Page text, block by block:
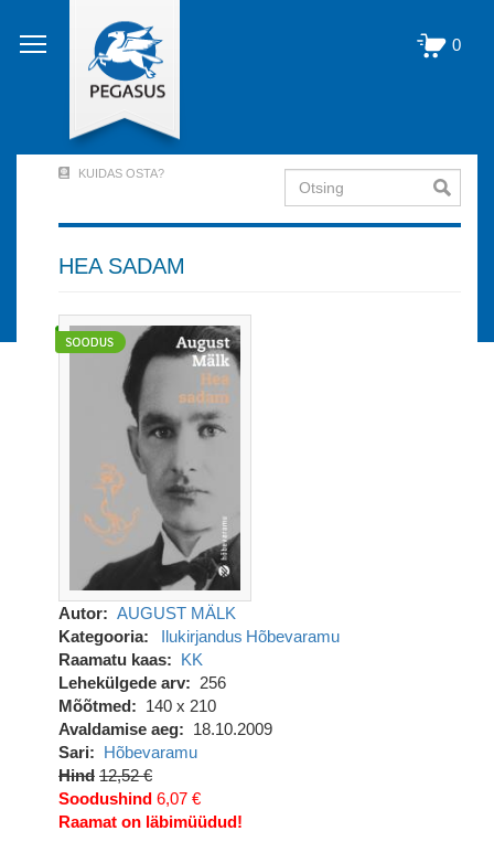
edasi
põhisisu
0
Account
Menu
out)
KUIDAS OSTA? Otsing
HEA SADAM
Autor
AUGUST MÄLK
Kategooria
Ilukirjandus Hõbevaramu
Raamatu kaas
KK
Lehekülgede arv
256
Mõõtmed
140 x 210
Avaldamise aeg
18.10.2009
Sari
Hõbevaramu
Hind 12,52 €
Soodushind 6,07 €
Raamat on läbimüüdud!